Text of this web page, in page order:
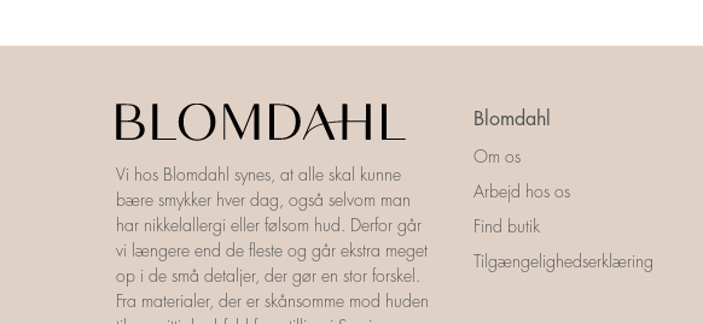
Vi hos Blomdahl synes, at alle skal kunne
bære smykker hver dag, også selvom man
har nikkelallergi eller følsom hud. Derfor går
vi længere end de fleste og går ekstra meget
op i de små detaljer, der gør en stor forskel.
Fra materialer, der er skånsomme mod huden
Blomdahl
Om os
Arbejd hos os
Find butik
Tilgængelighedserklæring